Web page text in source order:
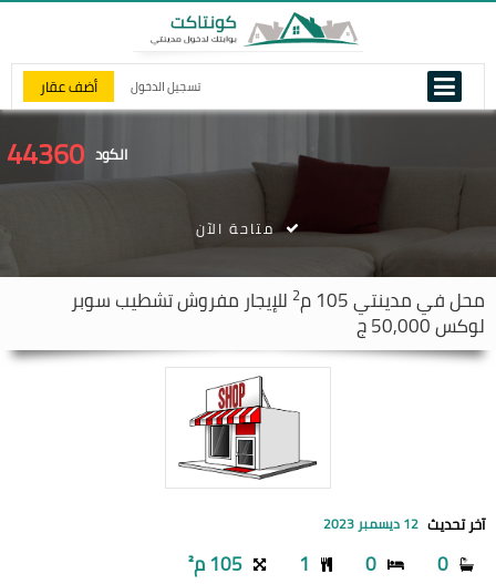
تسجيل الدخول أضف عقار
الكود 44360
محل فيمدينتي 2 للإيجار مفروش تشطيب سوبر
لوكس 50,000 ج
متاحة الآن
آخر تحديث 12 ديسمبر 2023
0
0
1 105 م²